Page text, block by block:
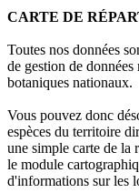
CARTE DE
Toutes nos données
de gestion de
botaniques nationaux.
Vous pouvez donc
espèces du territoire
une simple carte de la
le module
d'informations sur les